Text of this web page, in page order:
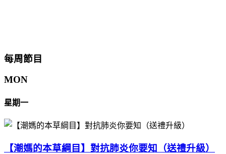
每周節目
MON
星期一
【潮媽的本草綱目】對抗肺炎你要知（送禮升級）